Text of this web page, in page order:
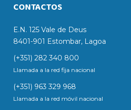
CONTACTOS
E.N. 125 Vale de Deus
8401-901 Estombar, Lagoa
(+351) 282 340 800
Llamada a la red fija nacional
(+351) 963 329 968
Llamada a la red móvil nacional